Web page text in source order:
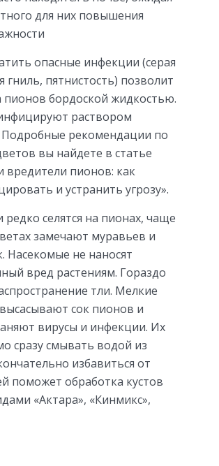
для них повышения
опасные инфекции (серая
гниль, пятнистость) позволит
пионов бордоской жидкостью.
раствором
Подробные рекомендации по
вы найдете в статье
вредители пионов: как
и устранить угрозу».
редко селятся на пионах, чаще
замечают муравьев и
Насекомые не наносят
вред растениям. Гораздо
тли. Мелкие
сок пионов и
вирусы и инфекции. Их
сразу смывать водой из
избавиться от
поможет обработка кустов
«Актара», «Кинмикс»,